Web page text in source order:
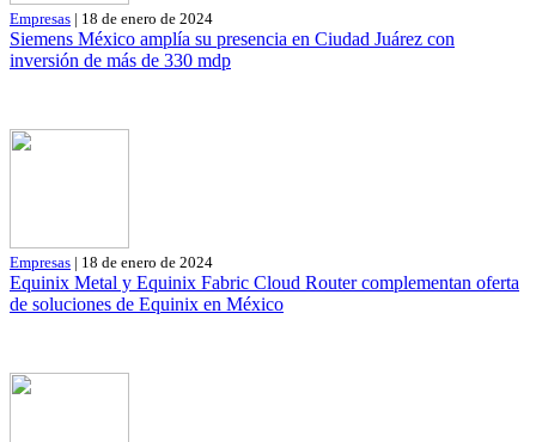
Empresas | 18 de enero de 2024
Siemens México amplía su presencia en Ciudad Juárez con
inversión de más de 330 mdp
Empresas | 18 de enero de 2024
Equinix Metal y Equinix Fabric Cloud Router complementan oferta
de soluciones de Equinix en México